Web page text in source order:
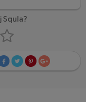
Squla?